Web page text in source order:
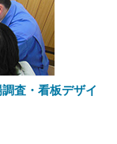
査・看板デザイ